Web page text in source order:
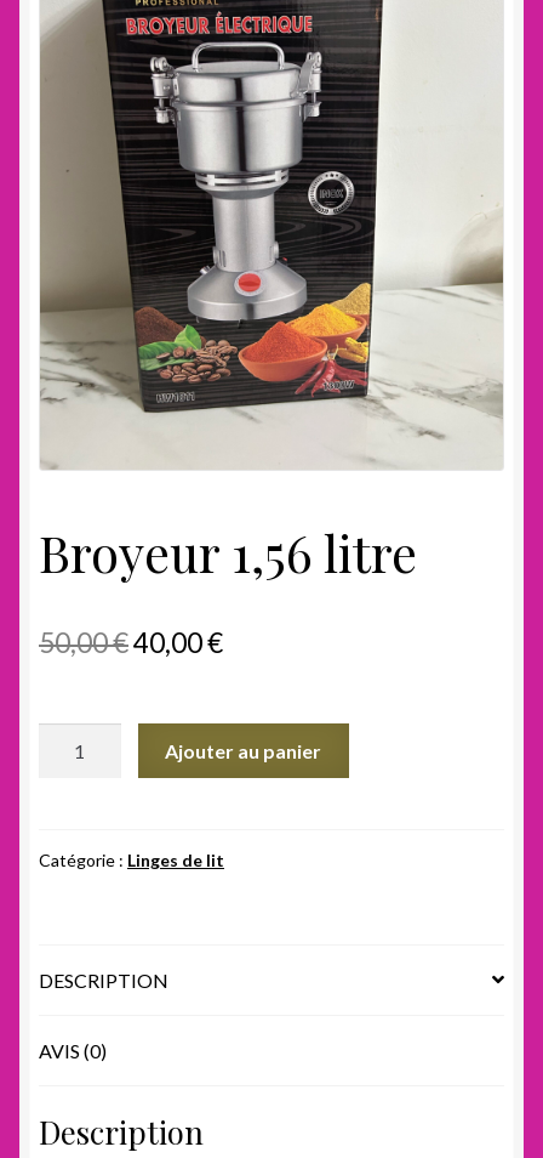
Broyeur 1,56 litre
50,00€Le
initial
était :
40,00€Le
actuel
est :
litre
Ajouter au panier
Catégorie : Linges de lit
DESCRIPTION
AVIS (0)
Description